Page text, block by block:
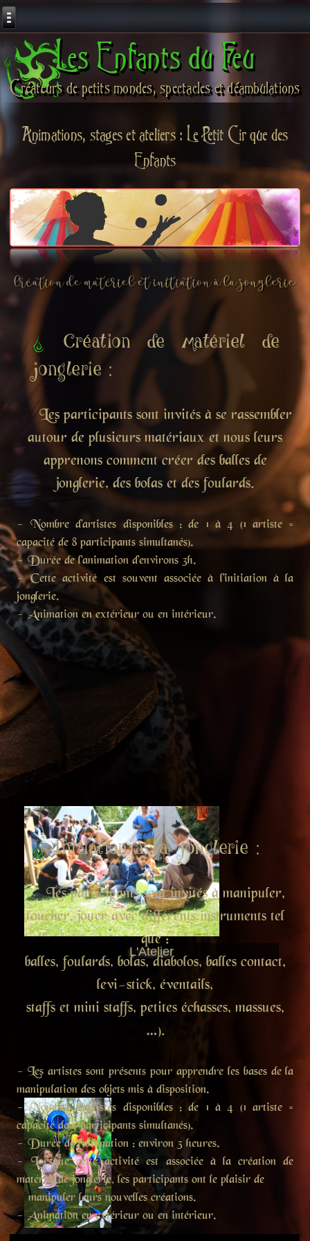
Les Enfants du Feu
Créateurs de petits mondes, spectacles et déambulations
Animations, stages et ateliers : Le Petit Cirque des
Enfants
Création de matériel de
jonglerie :
Les participants sont invités à se rassembler
autour de plusieurs matériaux et nous leurs
apprenons comment créer des balles de
jonglerie, des bolas et des foulards.
- Nombre d'artistes disponibles : de 1 à 4 (1 artiste =
capacité de 8 participants simultanés).
- Durée de l'animation d'environs 3h.
- Cette activité est souvent associée à l'initiation à la
jonglerie.
- Animation en extérieur ou en intérieur.
L'Atelier
Initiation à la jonglerie :
Les participants sont invités à manipuler,
toucher, jouer avec différents instruments tel
que :
balles, foulards, bolas, diabolos, balles contact,
levi-stick, éventails,
staffs et mini staffs, petites échasses, massues,
…).
- Les artistes sont présents pour apprendre les bases de la
manipulation des objets mis à disposition.
- Nombre d'artistes disponibles : de 1 à 4 (1 artiste =
capacité de 8 participants simultanés).
- Durée de l'animation : environ 3 heures.
- Lorsque cette activité est associée à la création de
matériel de jonglerie, les participants ont le plaisir de
manipuler leurs nouvelles créations.
- Animation en extérieur ou en intérieur.